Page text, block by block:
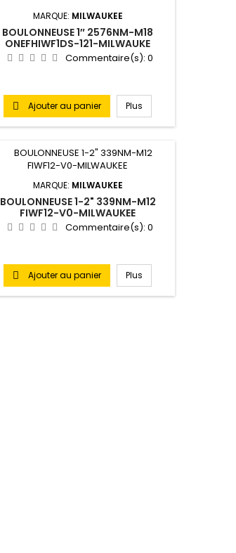
MARQUE: MILWAUKEE
BOULONNEUSE 1″ 2576NM-M18
ONEFHIWF1DS-121-MILWAUKE
Commentaire(s): 0
 Ajouter au panier Plus
MARQUE: MILWAUKEE
BOULONNEUSE 1-2" 339NM-M12
FIWF12-V0-MILWAUKEE
Commentaire(s): 0
 Ajouter au panier Plus